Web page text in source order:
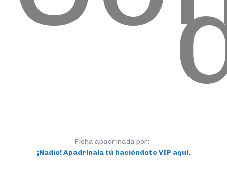
Ficha apadrinada por:
¡Nadie! Apadrínala tú haciéndote VIP aquí.